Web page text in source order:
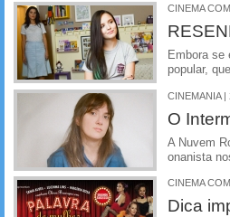
CINEMA
Embora se
popular,
CINEMANIA |
O
A Nuvem
onanista
CINEMA
Dica